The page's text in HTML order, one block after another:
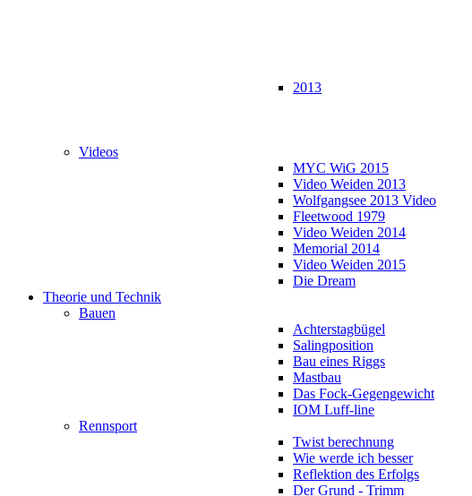
2013
Videos
MYC WiG 2015
Video Weiden 2013
Wolfgangsee 2013 Video
Fleetwood 1979
Video Weiden 2014
Memorial 2014
Video Weiden 2015
Die Dream
Theorie und Technik
Bauen
Achterstagbügel
Salingposition
Bau eines Riggs
Mastbau
Das Fock-Gegengewicht
IOM Luff-line
Rennsport
Twist berechnung
Wie werde ich besser
Reflektion des Erfolgs
Der Grund - Trimm